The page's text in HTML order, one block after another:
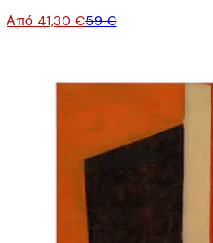
Από 41,30 €59 €